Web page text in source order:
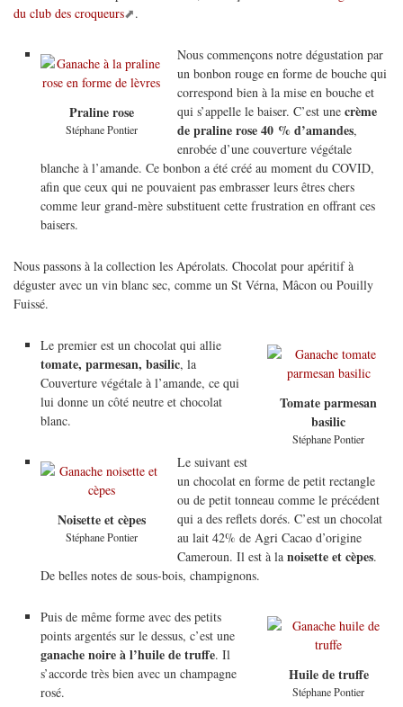
du club des croqueurs
.
Praline rose
Stéphane Pontier
Nous commençons notre dégustation par
un bonbon rouge en forme de bouche qui
correspond bien à la mise en bouche et
qui s’appelle le baiser. C’est une crème
de praline rose 40 % d’amandes,
enrobée d’une couverture végétale
blanche à l’amande. Ce bonbon a été créé au moment du COVID,
afin que ceux qui ne pouvaient pas embrasser leurs êtres chers
comme leur grand-mère substituent cette frustration en offrant ces
baisers.
Nous passons à la collection les Apérolats. Chocolat pour apéritif à
déguster avec un vin blanc sec, comme un St Vérna, Mâcon ou Pouilly
Fuissé.
Tomate parmesan
basilic
Stéphane Pontier
Le premier est un chocolat qui allie
tomate, parmesan, basilic, la
Couverture végétale à l’amande, ce qui
lui donne un côté neutre et chocolat
blanc.
Noisette et cèpes
Stéphane Pontier
Le suivant est
un chocolat en forme de petit rectangle
ou de petit tonneau comme le précédent
qui a des reflets dorés. C’est un chocolat
au lait 42% de Agri Cacao d’origine
Cameroun. Il est à la noisette et cèpes.
De belles notes de sous-bois, champignons.
Huile de truffe
Stéphane Pontier
Puis de même forme avec des petits
points argentés sur le dessus, c’est une
ganache noire à l’huile de truffe. Il
s’accorde très bien avec un champagne
rosé.